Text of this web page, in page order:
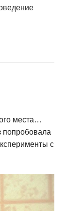
места…
попробовала
с